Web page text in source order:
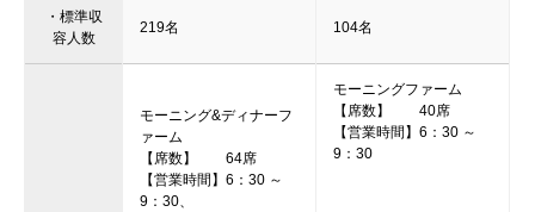
・標準収
容人数
219名 104名
モーニング&ディナーフ
ァーム
【席数】 64席
【営業時間】6：30 ～
9：30、
モーニングファーム
【席数】 40席
【営業時間】6：30 ～
9：30